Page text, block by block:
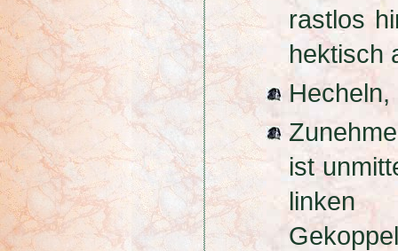
rastlos
hektisch
ist
linken